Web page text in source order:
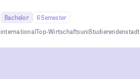
Bachelor
6 Semester
internationalTop-WirtschaftsuniStudierendenstadt